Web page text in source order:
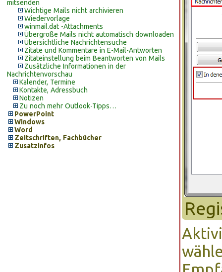
mitsenden
Wichtige Mails nicht archivieren
Wiedervorlage
winmail.dat -Attachments
Übergroße Mails nicht automatisch downloaden
Übersichtliche Nachrichtensuche
Zitate und Kommentare in E-Mail-Antworten
Zitateinstellung beim Beantworten von Mails
Zusätzliche Informationen in der
Nachrichtenvorschau
Kalender, Termine
Kontakte, Adressbuch
Notizen
Zu noch mehr Outlook-Tipps…
PowerPoint
Windows
Word
Zeitschriften, Fachbücher
Zusatzinfos